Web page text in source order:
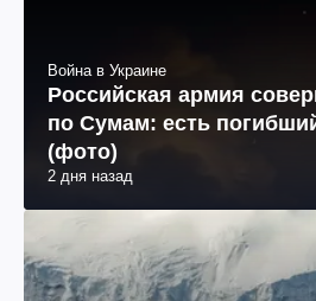
Война в Украине
Российская армия
по Сумам: есть
(фото)
2 дня назад